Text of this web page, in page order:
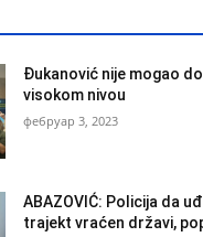
Đukanović nije mogao
visokom nivou
фебруар 3, 2023
ABAZOVIĆ: Policija da
trajekt vraćen državi,